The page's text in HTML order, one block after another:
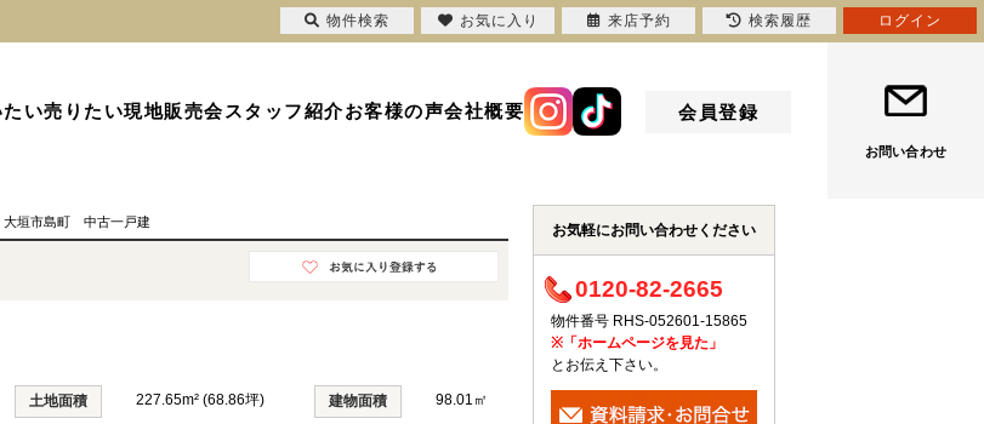
い売りたい現地販売会スタッフ紹介お客様の声会社概要 会員登録
お問い合わせ
大垣市島町 中古一戸建
土地面積 227.65m² (68.86坪) 建物面積 98.01㎡
お気軽にお問い合わせください
0120-82-2665
物件番号 RHS-052601-15865
※「ホームページを見た」
とお伝え下さい。
物件検索 お気に入り 来店予約 検索履歴 ログイン